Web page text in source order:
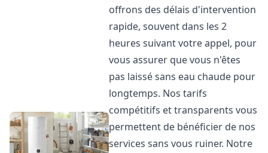
offrons des délais d'intervention
rapide, souvent dans les 2
heures suivant votre appel, pour
vous assurer que vous n'êtes
pas laissé sans eau chaude pour
longtemps. Nos tarifs
compétitifs et transparents vous
permettent de bénéficier de nos
services sans vous ruiner. Notre